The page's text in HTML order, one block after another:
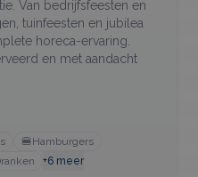
Van bedrijfsfeesten en
tuinfeesten en jubilea
horeca-ervaring.
en met aandacht
🍔Hamburgers
+6 meer